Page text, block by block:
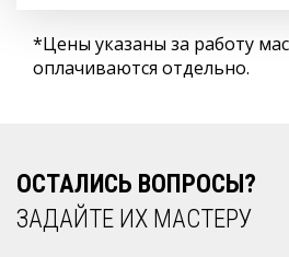
*Цены указаны за работу
оплачиваются отдельно.
ОСТАЛИСЬ ВОПРОСЫ?
ЗАДАЙТЕ ИХ МАСТЕРУ